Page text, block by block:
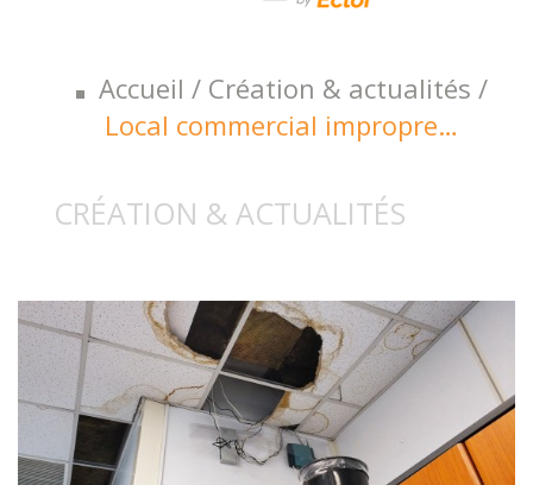
Accueil / Création & actualités /
Local commercial impropre…
CRÉATION & ACTUALITÉS